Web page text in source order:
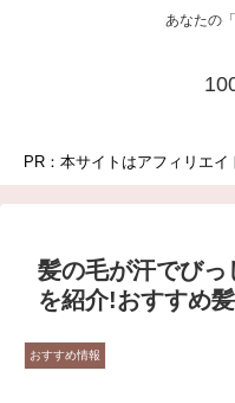
あなたの
PR：本サイトはアフィリエイ
髪の毛が汗でびっ
を紹介!おすすめ
おすすめ情報